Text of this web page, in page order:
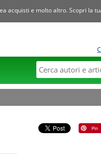
acquisti e molto altro. Scopri la